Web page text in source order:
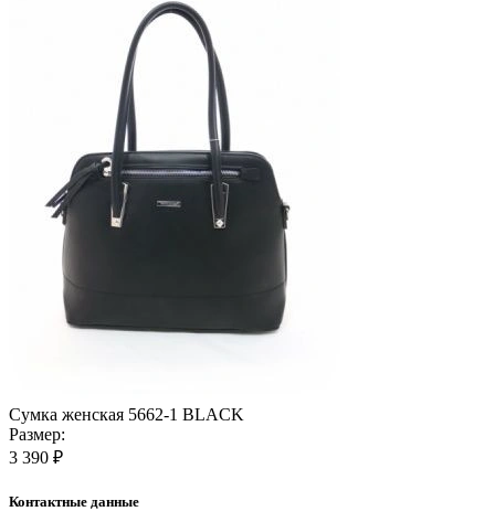
Сумка женская 5662-1 BLACK
Размер:
3 390 ₽
Контактные данные